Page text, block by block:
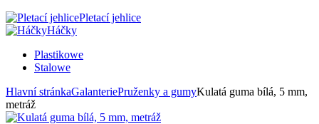
Pletací jehlice
Háčky
Plastikowe
Stalowe
Hlavní stránkaGalanteriePruženky a gumyKulatá guma bílá, 5 mm,
metráž